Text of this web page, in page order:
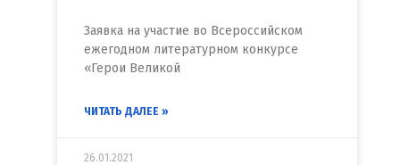
Заявка на участие во Всероссийском
ежегодном литературном конкурсе
«Герои Великой
ЧИТАТЬ ДАЛЕЕ »
26.01.2021